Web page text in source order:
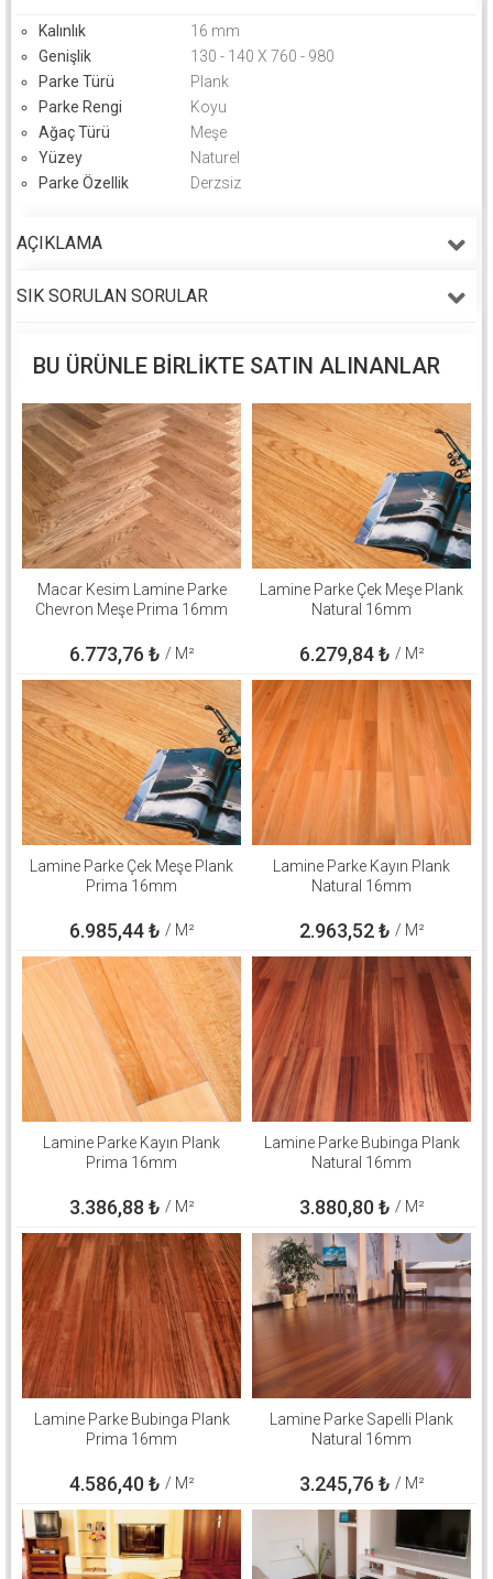
Kalınlık
16 mm
Genişlik
130 - 140 X 760 - 980
Parke Türü
Plank
Parke Rengi
Koyu
Ağaç Türü
Meşe
Yüzey
Naturel
Parke Özellik
Derzsiz
AÇIKLAMA
SIK SORULAN SORULAR
BU ÜRÜNLE BIRLIKTE SATIN ALINANLAR
Macar Kesim Lamine Parke
Chevron Meşe Prima 16mm
6.773,76 ₺ / M²
Lamine Parke Çek Meşe Plank
Natural 16mm
6.279,84₺ / M²
Lamine Parke Çek Meşe Plank
Prima 16mm
6.985,44₺ / M²
Lamine Parke Kayın Plank
Natural 16mm
2.963,52₺ / M²
Lamine Parke Kayın Plank
Prima 16mm
3.386,88 ₺ / M²
Lamine Parke Bubinga Plank
Natural 16mm
3.880,80₺ / M²
Lamine Parke Bubinga Plank
Prima 16mm
4.586,40₺ / M²
Lamine Parke Sapelli Plank
Natural 16mm
3.245,76 ₺ / M²